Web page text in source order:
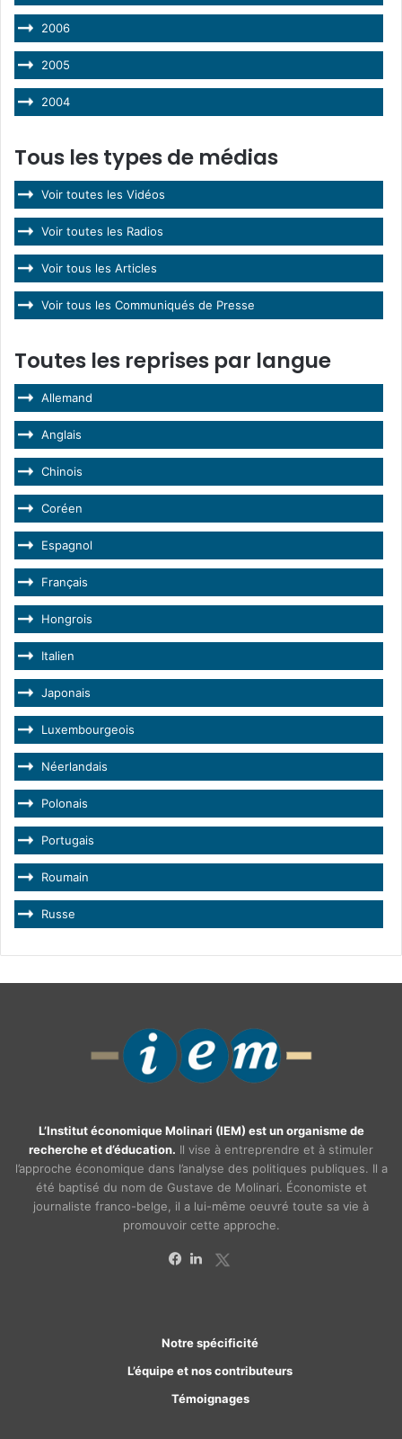
2006
2005
2004
Tous les types de médias
Voir toutes les Vidéos
Voir toutes les Radios
Voir tous les Articles
Voir tous les Communiqués de Presse
Toutes les reprises par langue
Allemand
Anglais
Chinois
Coréen
Espagnol
Français
Hongrois
Italien
Japonais
Luxembourgeois
Néerlandais
Polonais
Portugais
Roumain
Russe
L’Institut économique Molinari (IEM) est un organisme de
recherche et d’éducation. Il vise à entreprendre et à stimuler
l’approche économique dans l’analyse des politiques publiques. Il a
été baptisé du nom de Gustave de Molinari. Économiste et
journaliste franco-belge, il a lui-même oeuvré toute sa vie à
promouvoir cette approche.
Notre spécificité
L’équipe et nos contributeurs
Témoignages